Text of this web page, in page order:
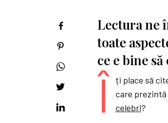
Lectura ne
toate
ce e bine
Î ți place să
care prezintă
celebri?